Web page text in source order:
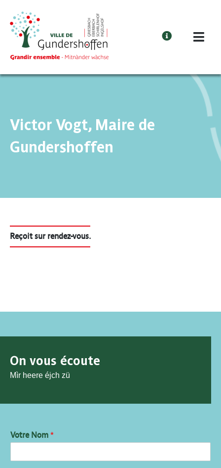
Victor Vogt, Maire de
Gundershoffen
Reçoit sur rendez-vous.
On vous écoute
Mìr heere éjch zü
Votre Nom *